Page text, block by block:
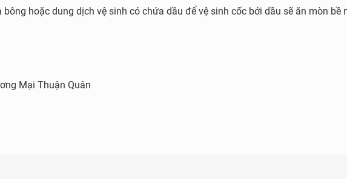
hoặc dung dịch vệ sinh có chứa dầu để vệ sinh cốc bởi dầu sẽ ăn mòn bề
Mại Thuận Quân